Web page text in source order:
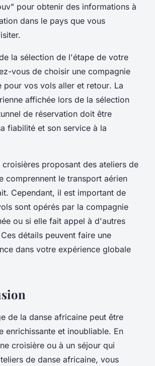
pour obtenir des informations à
dans le pays que vous
la sélection de l'étape de votre
vous de choisir une compagnie
pour vos vols aller et retour. La
affichée lors de la sélection
de réservation doit être
fiabilité et son service à la
proposant des ateliers de
comprennent le transport aérien
Cependant, il est important de
sont opérés par la compagnie
ou si elle fait appel à d'autres
détails peuvent faire une
dans votre expérience globale
de la danse africaine peut être
enrichissante et inoubliable. En
croisière ou à un séjour qui
de danse africaine, vous